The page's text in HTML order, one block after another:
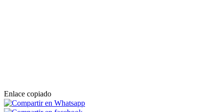
Enlace copiado